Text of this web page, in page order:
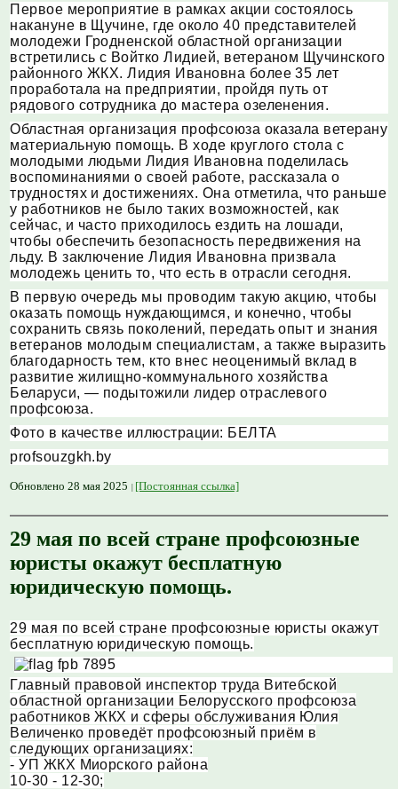
Первое мероприятие в рамках акции состоялось
накануне в Щучине, где около 40 представителей
молодежи Гродненской областной организации
встретились с Войтко Лидией, ветераном Щучинского
районного ЖКХ. Лидия Ивановна более 35 лет
проработала на предприятии, пройдя путь от
рядового сотрудника до мастера озеленения.
Областная организация профсоюза оказала ветерану
материальную помощь. В ходе круглого стола с
молодыми людьми Лидия Ивановна поделилась
воспоминаниями о своей работе, рассказала о
трудностях и достижениях. Она отметила, что раньше
у работников не было таких возможностей, как
сейчас, и часто приходилось ездить на лошади,
чтобы обеспечить безопасность передвижения на
льду. В заключение Лидия Ивановна призвала
молодежь ценить то, что есть в отрасли сегодня.
В первую очередь мы проводим такую акцию, чтобы
оказать помощь нуждающимся, и конечно, чтобы
сохранить связь поколений, передать опыт и знания
ветеранов молодым специалистам, а также выразить
благодарность тем, кто внес неоценимый вклад в
развитие жилищно-коммунального хозяйства
Беларуси, — подытожили лидер отраслевого
профсоюза.
Фото в качестве иллюстрации: БЕЛТА
profsouzgkh.by
Обновлено 28 мая 2025 [Постоянная ссылка]
29 мая по всей стране профсоюзные
юристы окажут бесплатную
юридическую помощь.
29 мая по всей стране профсоюзные юристы окажут
бесплатную юридическую помощь.
Главный правовой инспектор труда Витебской
областной организации Белорусского профсоюза
работников ЖКХ и сферы обслуживания Юлия
Величенко проведёт профсоюзный приём в
следующих организациях:
- УП ЖКХ Миорского района
10-30 - 12-30;